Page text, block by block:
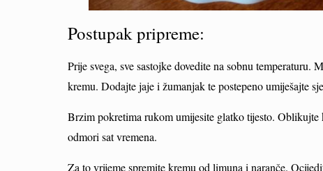
Postupak pripreme:
Prije svega, sve sastojke dovedite na sobnu temperaturu.
kremu. Dodajte jaje i žumanjak te postepeno umiješajte
Brzim pokretima rukom umijesite glatko tijesto.
odmori sat vremena.
Za to vrijeme spremite kremu od limuna i naranče.